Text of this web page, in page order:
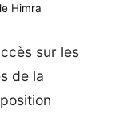
Himra
sur les
de la